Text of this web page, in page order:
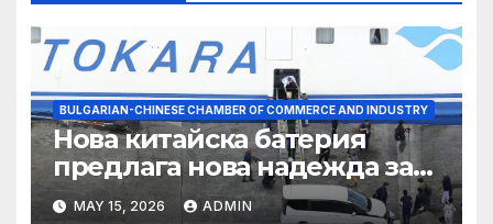
BULGARIAN-CHINESE CHAMBER OF COMMERCE AND INDUSTRY
Нова китайска батерия
предлага нова надежда за
съхранение на водород
MAY 15, 2026 ADMIN